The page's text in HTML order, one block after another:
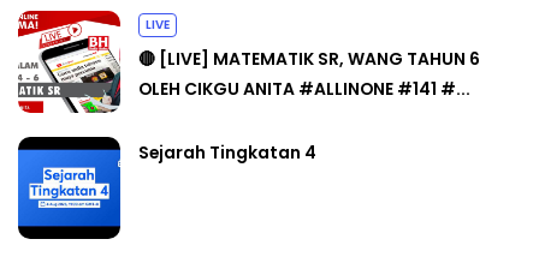
LIVE
🔴 [LIVE] MATEMATIK SR, WANG TAHUN 6
OLEH CIKGU ANITA #ALLINONE #141 #...
Sejarah Tingkatan 4